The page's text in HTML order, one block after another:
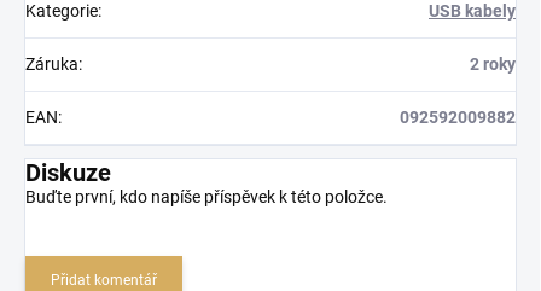
Kategorie: USB kabely
Záruka: 2 roky
EAN: 092592009882
Diskuze
Buďte první, kdo napíše příspěvek k této položce.
Přidat komentář